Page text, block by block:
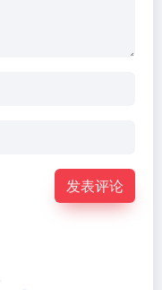
发表评论